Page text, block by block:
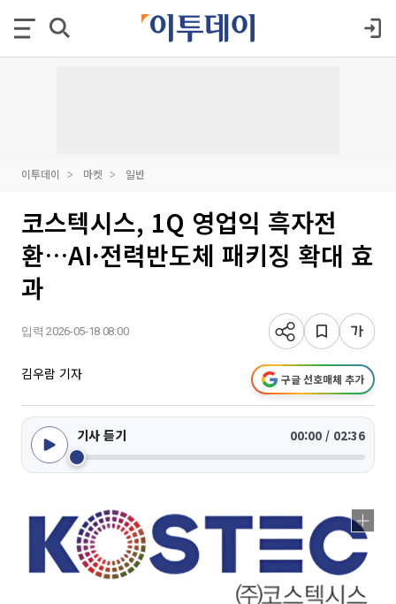
이투데이 마켓 일반
코스텍시스, 1Q 영업익 흑자전
환…AI·전력반도체 패키징 확대 효
과
입력 2026-05-18 08:00
김우람 기자 구글 선호매체 추가
기사 듣기 00:00 / 02:36